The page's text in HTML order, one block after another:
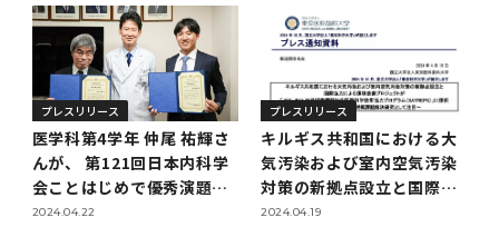
2012年度
2011年度
ドテックとの共同研究を開
始
プレスリリース
医学科第4学年 仲尾 祐輝さ
んが、 第121回日本内科学
会ことはじめで優秀演題賞
を受賞しました
2024.04.22
プレスリリース
キルギス共和国における大
気汚染および室内空気汚染
対策の新拠点設立と国際協
力による環境改善プロジェ
2024.04.19